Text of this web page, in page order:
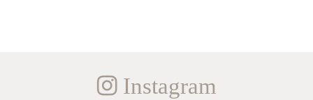
Instagram